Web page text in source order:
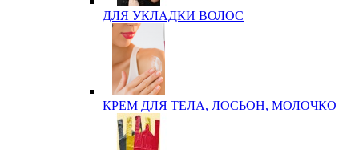
ДЛЯ УКЛАДКИ ВОЛОС
КРЕМ ДЛЯ ТЕЛА, ЛОСЬОН, МОЛОЧКО